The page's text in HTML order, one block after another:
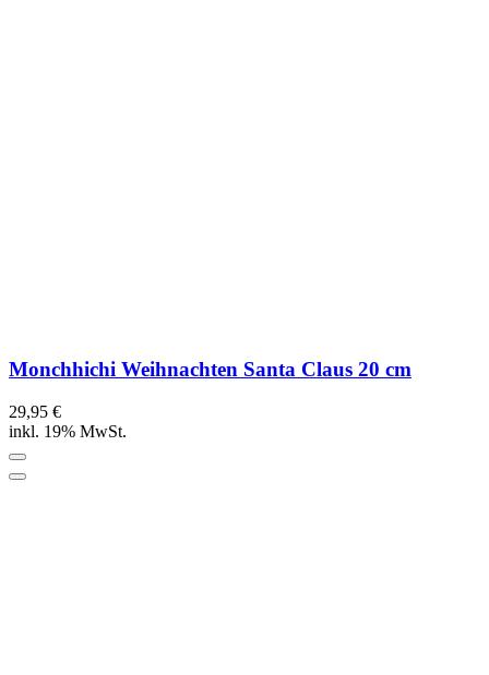
Monchhichi Weihnachten Santa Claus 20 cm
29,95 €
inkl. 19% MwSt.